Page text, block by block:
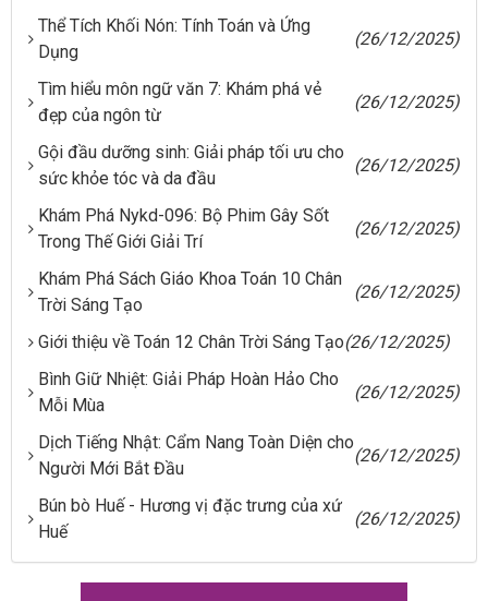
Thể Tích Khối Nón: Tính Toán và Ứng
Dụng
(26/12/2025)
Tìm hiểu môn ngữ văn 7: Khám phá vẻ
đẹp của ngôn từ
(26/12/2025)
Gội đầu dưỡng sinh: Giải pháp tối ưu cho
sức khỏe tóc và da đầu
(26/12/2025)
Khám Phá Nykd-096: Bộ Phim Gây Sốt
Trong Thế Giới Giải Trí
(26/12/2025)
Khám Phá Sách Giáo Khoa Toán 10 Chân
Trời Sáng Tạo
(26/12/2025)
Giới thiệu về Toán 12 Chân Trời Sáng Tạo(26/12/2025)
Bình Giữ Nhiệt: Giải Pháp Hoàn Hảo Cho
Mỗi Mùa
(26/12/2025)
Dịch Tiếng Nhật: Cẩm Nang Toàn Diện cho
Người Mới Bắt Đầu
(26/12/2025)
Bún bò Huế - Hương vị đặc trưng của xứ
Huế
(26/12/2025)